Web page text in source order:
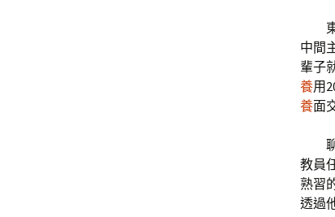
中間
輩子
養用
養面
教員
熟習
透過